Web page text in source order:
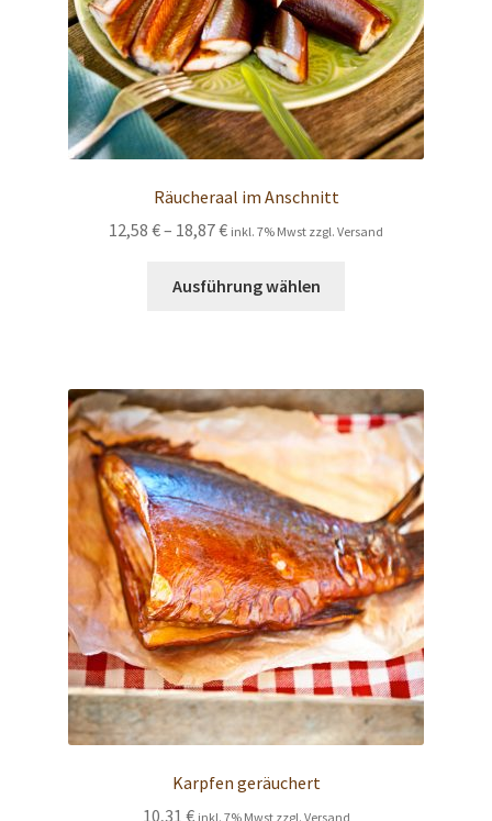
gewählt
werden
Räucheraal im Anschnitt
12,58 €– 18,87€Preisspanne:
bis
inkl. 7% Mwst zzgl. Versand
Ausführung wählen
auf.
Die
Optionen
können
auf
der
Produktseite
gewählt
werden
Karpfen geräuchert
10,31 € inkl. 7% Mwst zzgl. Versand